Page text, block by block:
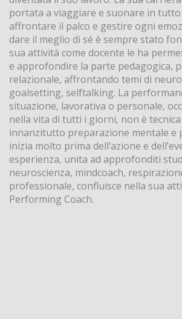
portata a viaggiare e suonare in tutto
affrontare il palco e gestire ogni
dare il meglio di sé è sempre stato
sua attività come docente le ha
e approfondire la parte pedagogica,
relazionale, affrontando temi di
goalsetting, selftalking. La
situazione, lavorativa o personale,
nella vita di tutti i giorni, non è
innanzitutto preparazione mentale e
inizia molto prima dell’azione e
esperienza, unita ad approfonditi
neuroscienza, mindcoach,
professionale, confluisce nella sua
Performing Coach.